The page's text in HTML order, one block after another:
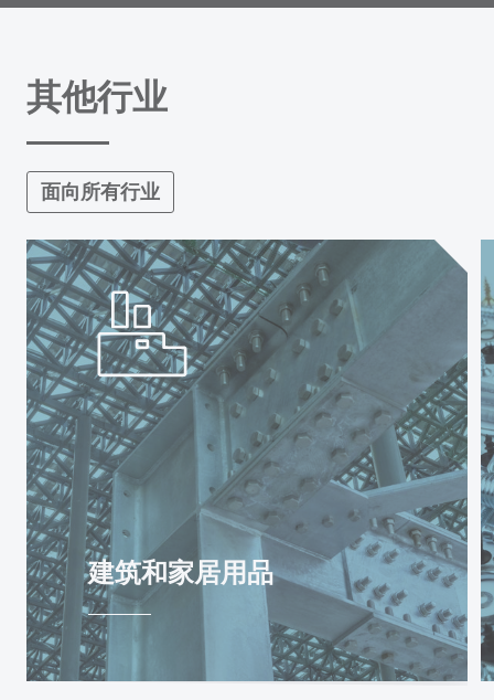
其他行业
面向所有行业
建筑和家居用品